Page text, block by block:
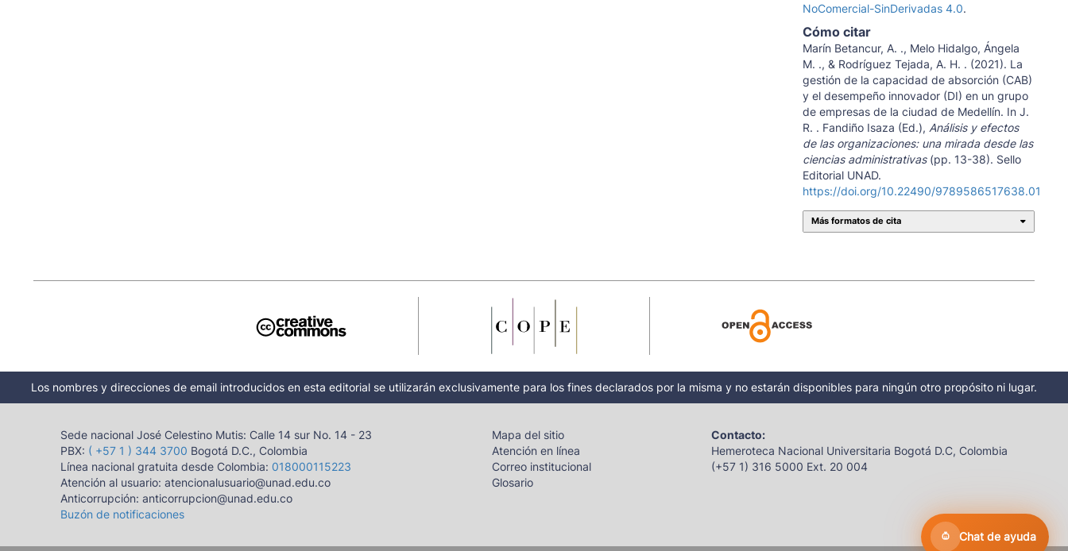
NoComercial-SinDerivadas 4.0.
Cómo citar
Marín Betancur, A. ., Melo Hidalgo, Ángela
M. ., & Rodríguez Tejada, A. H. . (2021). La
gestión de la capacidad de absorción (CAB)
y el desempeño innovador (DI) en un grupo
de empresas de la ciudad de Medellín. In J.
R. . Fandiño Isaza (Ed.), Análisis y efectos
de las organizaciones: una mirada desde las
ciencias administrativas(pp. 13-38). Sello
Editorial UNAD.
https://doi.org/10.22490/9789586517638.01
Más formatos de cita
Los nombres y direcciones de email introducidos en esta editorial se utilizarán exclusivamente para los fines declarados por la misma y no estarán disponibles para ningún otro propósito ni lugar.
Sede nacional José Celestino Mutis: Calle 14 sur No. 14 - 23
PBX: ( +57 1 ) 344 3700 Bogotá D.C., Colombia
Línea nacional gratuita desde Colombia: 018000115223
Atención al usuario: atencionalusuario@unad.edu.co
Anticorrupción: anticorrupcion@unad.edu.co
Buzón de notificaciones
Mapa del sitio
Atención en línea
Correo institucional
Glosario
Contacto:
Hemeroteca Nacional Universitaria Bogotá D.C, Colombia
(+57 1) 316 5000 Ext. 20 004
Chat de ayuda